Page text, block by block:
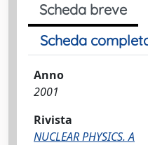
Scheda breve
Scheda
Anno
2001
Rivista
NUCLEAR PHYSICS. A